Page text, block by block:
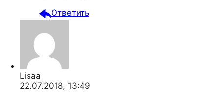
Ответить
Lisaa
22.07.2018, 13:49